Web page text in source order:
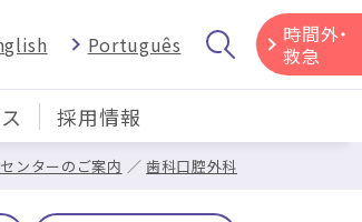
Português
時間外・
救急
採用情報
ンターのご案内 歯科口腔外科